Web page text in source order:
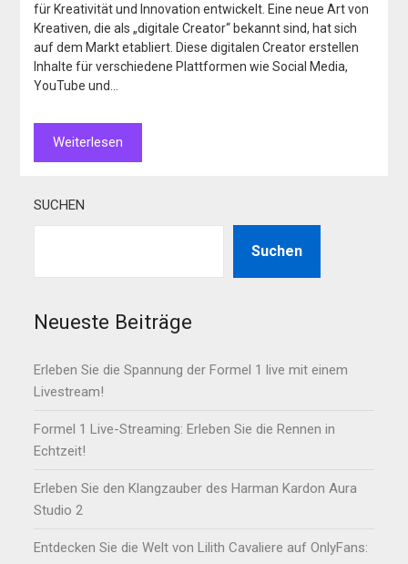
für Kreativität und Innovation entwickelt. Eine neue Art von
Kreativen, die als „digitale Creator“ bekannt sind, hat sich
auf dem Markt etabliert. Diese digitalen Creator erstellen
Inhalte für verschiedene Plattformen wie Social Media,
YouTube und…
Weiterlesen
SUCHEN
Suchen
Neueste Beiträge
Erleben Sie die Spannung der Formel 1 live mit einem
Livestream!
Formel 1 Live-Streaming: Erleben Sie die Rennen in
Echtzeit!
Erleben Sie den Klangzauber des Harman Kardon Aura
Studio 2
Entdecken Sie die Welt von Lilith Cavaliere auf OnlyFans: